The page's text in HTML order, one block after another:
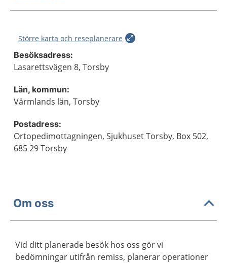
Större karta och reseplanerare
Besöksadress:
Lasarettsvägen 8, Torsby
Län, kommun:
Värmlands län, Torsby
Postadress:
Ortopedimottagningen, Sjukhuset Torsby, Box 502,
685 29 Torsby
Om oss
Vid ditt planerade besök hos oss gör vi
bedömningar utifrån remiss, planerar operationer